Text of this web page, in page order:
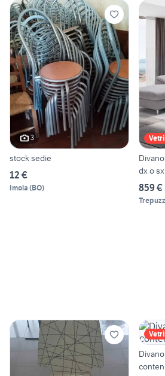
3
stock sedie
12 €
Imola (BO)
dx o sx
859 €